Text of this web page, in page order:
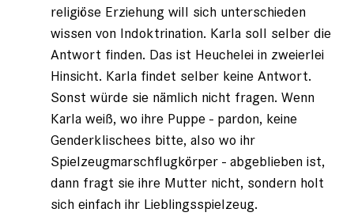
religiöse Erziehung will sich unterschieden
wissen von Indoktrination. Karla soll selber die
Antwort finden. Das ist Heuchelei in zweierlei
Hinsicht. Karla findet selber keine Antwort.
Sonst würde sie nämlich nicht fragen. Wenn
Karla weiß, wo ihre Puppe - pardon, keine
Genderklischees bitte, also wo ihr
Spielzeugmarschflugkörper - abgeblieben ist,
dann fragt sie ihre Mutter nicht, sondern holt
sich einfach ihr Lieblingsspielzeug.